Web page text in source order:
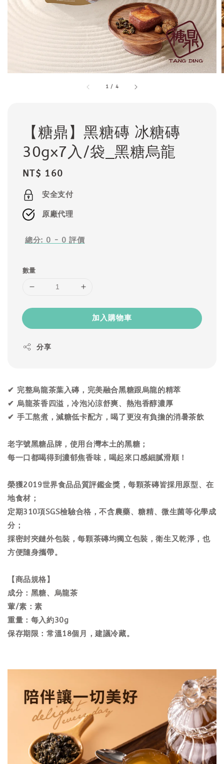
1 / 4
【糖鼎】黑糖磚 冰糖磚
30gx7入/袋_黑糖烏龍
Regular
price
NT$ 160
安全支付
原廠代理
總分: 0 - 0 評價
數量
加入購物車
分享
✔ 完整烏龍茶葉入磚，完美融合黑糖跟烏龍的精萃
✔ 烏龍茶香四溢，冷泡沁涼舒爽、熱泡香醇濃厚
✔ 手工熬煮，減糖低卡配方，喝了更沒有負擔的消暑茶飲
老字號黑糖品牌，使用台灣本土的黑糖；
每一口都喝得到濃郁焦香味，喝起來口感細膩滑順！
榮獲2019世界食品品質評鑑金獎，每顆茶磚皆採用原型、在
地食材；
定期310項SGS檢驗合格，不含農藥、糖精、微生菌等化學成
分；
採密封夾鏈外包裝，每顆茶磚均獨立包裝，衛生又乾淨，也
方便隨身攜帶。
【商品規格】
成分：黑糖、烏龍茶
葷/素：素
重量：每入約30g
保存期限：常溫18個月，建議冷藏。